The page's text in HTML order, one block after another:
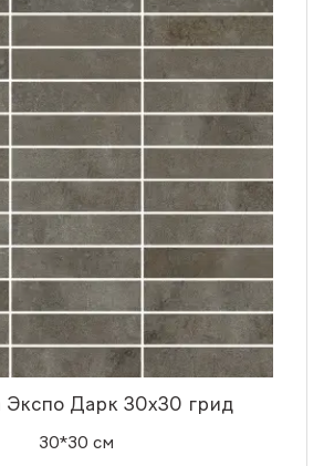
Экспо Дарк 30x30 грид
30*30 см